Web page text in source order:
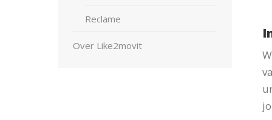
Reclame
Over Like2movit